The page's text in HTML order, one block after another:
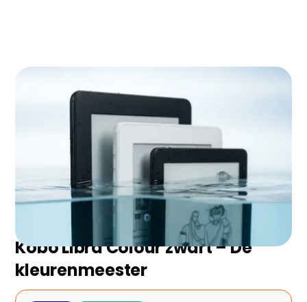
Zoek je de beste waterdichte e reader zonder
eindeloos te vergelijken? Wij hebben de 3
topmodellen van 2026 voor je geselecteerd en de
belangrijkste plus- en minpunten op een rij gezet.
Ontdek snel welke het beste bij jou past!
Kobo Libra Colour zwart – De
kleurenmeester